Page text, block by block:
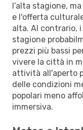
l’alta stagione,
e l'offerta
alta. Al contrario,
stagione
prezzi più bassi
vivere la città in
attività all'aperto
delle condizioni
popolari meno
immersiva.